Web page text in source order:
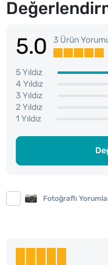
5.0 3 Ürün
5 Yıldız
4 Yıldız
3 Yıldız
2 Yıldız
1 Yıldız
Fotoğraflı